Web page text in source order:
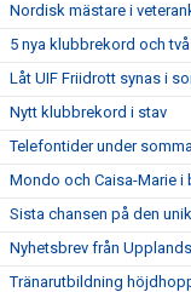
Nordisk mästare i
5 nya klubbrekord och
Låt UIF Friidrott synas i
Nytt klubbrekord i stav
Telefontider under
Mondo och Caisa-Marie i
Sista chansen på den
Nyhetsbrev från
Tränarutbildning